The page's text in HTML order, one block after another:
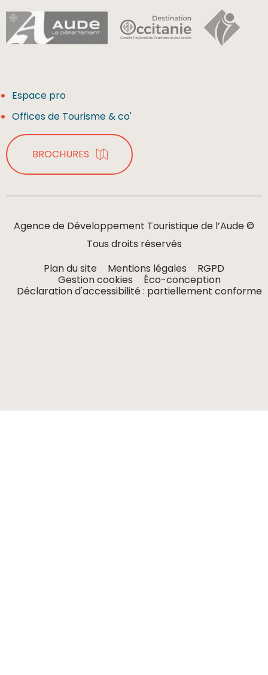
Espace pro
Offices de Tourisme & co'
BROCHURES
Agence de Développement Touristique de l’Aude ©
Tous droits réservés
Plan du site
Mentions légales
RGPD
Gestion cookies
Éco-conception
Déclaration d'accessibilité : partiellement conforme